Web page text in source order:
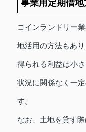
事業用定期借地
コインランドリー
地活用の方法もあり
得られる利益は小
状況に関係なく一
す。
なお、土地を貸す際